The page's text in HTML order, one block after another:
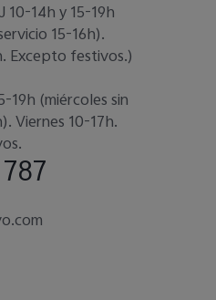
14h y 15-19h
15-16h).
Excepto festivos.)
19h (miércoles sin
Viernes 10-17h.